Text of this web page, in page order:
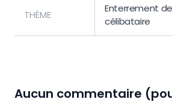
THÈME
Enterrement
célibataire
Aucun commentaire